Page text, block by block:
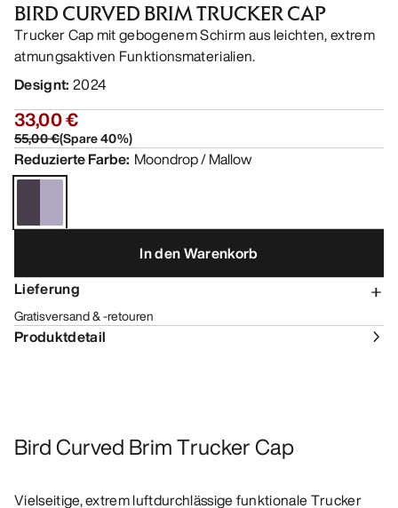
BIRD CURVED BRIM TRUCKER CAP
Trucker Cap mit gebogenem Schirm aus leichten, extrem
atmungsaktiven Funktionsmaterialien.
Designt: 2024
33,00 €
55,00 €(Spare40%)
Reduzierte Farbe: Moondrop / Mallow
In den Warenkorb
Lieferung
Gratisversand & -retouren
Produktdetail
Bird Curved Brim Trucker Cap
Vielseitige, extrem luftdurchlässige funktionale Trucker